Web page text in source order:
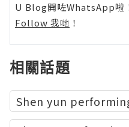
U Blog開咗WhatsApp啦
Follow 我哋 ！
相關話題
Shen yun